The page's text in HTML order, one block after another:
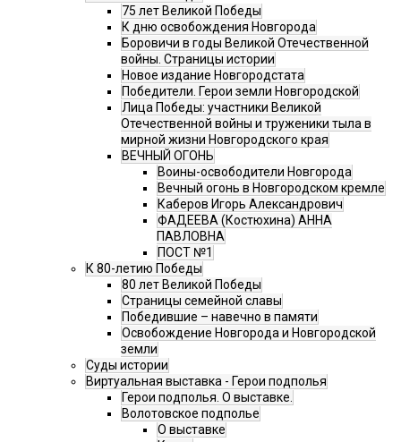
75 лет Великой Победы
К дню освобождения Новгорода
Боровичи в годы Великой Отечественной
войны. Страницы истории
Новое издание Новгородстата
Победители. Герои земли Новгородской
Лица Победы: участники Великой
Отечественной войны и труженики тыла в
мирной жизни Новгородского края
ВЕЧНЫЙ ОГОНЬ
Воины-освободители Новгорода
Вечный огонь в Новгородском кремле
Каберов Игорь Александрович
ФАДЕЕВА (Костюхина) АННА
ПАВЛОВНА
ПОСТ №1
К 80-летию Победы
80 лет Великой Победы
Страницы семейной славы
Победившие – навечно в памяти
Освобождение Новгорода и Новгородской
земли
Суды истории
Виртуальная выставка - Герои подполья
Герои подполья. О выставке.
Волотовское подполье
О выставке